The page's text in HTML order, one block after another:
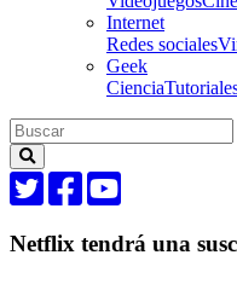
Internet
Redes sociales
Geek
Ciencia
Netflix tendrá una